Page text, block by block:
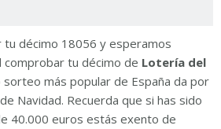
tu décimo 18056 y esperamos
tu décimo de Lotería del
sorteo más popular de España da por
Navidad. Recuerda que si has sido
40.000 euros estás exento de